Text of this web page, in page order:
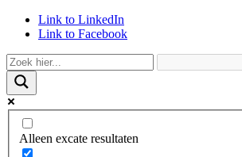
Link to LinkedIn
Link to Facebook
Alleen excate resultaten